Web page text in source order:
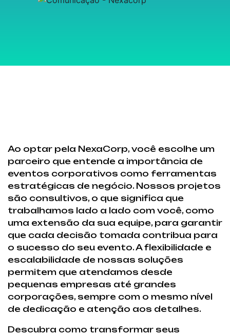
Ao optar pela NexaCorp, você escolhe um
parceiro que entende a importância de
eventos corporativos como ferramentas
estratégicas de negócio. Nossos projetos
são consultivos, o que significa que
trabalhamos lado a lado com você, como
uma extensão da sua equipe, para garantir
que cada decisão tomada contribua para
o sucesso do seu evento. A flexibilidade e
escalabilidade de nossas soluções
permitem que atendamos desde
pequenas empresas até grandes
corporações, sempre com o mesmo nível
de dedicação e atenção aos detalhes.
Descubra como transformar seus